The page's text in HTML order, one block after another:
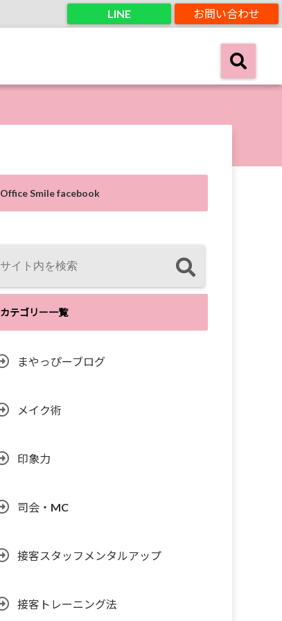
お問い合わせ
LINE
Office Smile facebook
カテゴリー一覧
まやっぴーブログ
メイク術
印象力
司会・MC
接客スタッフメンタルアップ
接客トレーニング法